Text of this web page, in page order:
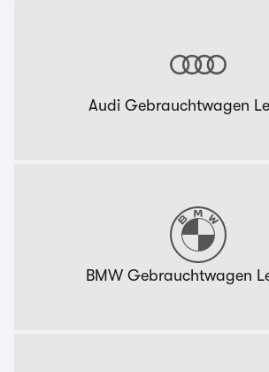
Audi Gebrauchtwagen
BMW Gebrauchtwagen